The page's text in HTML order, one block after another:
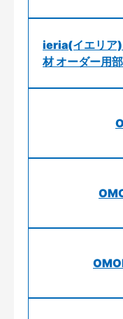
ieria(イエリア)
材 オーダー用